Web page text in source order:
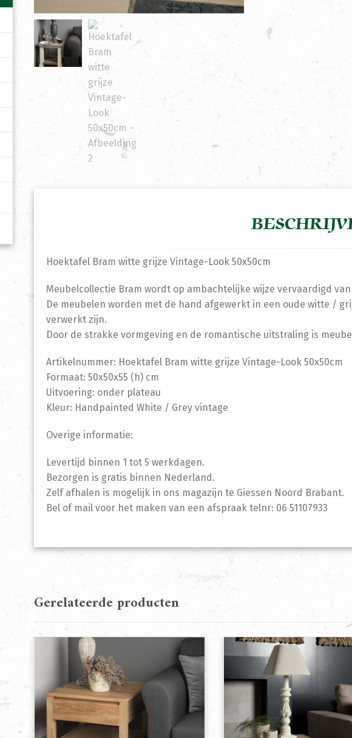
Hoektafel Bram witte grijze Vintage-Look 50x50cm
Meubelcollectie Bram wordt op ambachtelijke wijze vervaardigd
De meubelen worden met de hand afgewerkt in een oude witte /
verwerkt zijn.
Door de strakke vormgeving en de romantische uitstraling is
Artikelnummer: Hoektafel Bram witte grijze Vintage-Look 50x50cm
Formaat: 50x50x55 (h) cm
Uitvoering: onder plateau
Kleur: Handpainted White / Grey vintage
Overige informatie:
Levertijd binnen 1 tot 5 werkdagen.
Bezorgen is gratis binnen Nederland.
Zelf afhalen is mogelijk in ons magazijn te Giessen Noord Brabant.
Bel of mail voor het maken van een afspraak telnr: 06 51107933
Gerelateerde producten